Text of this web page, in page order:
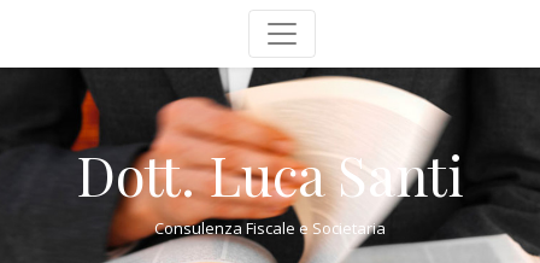
Dott. Luca Santi
Consulenza Fiscale e Societaria